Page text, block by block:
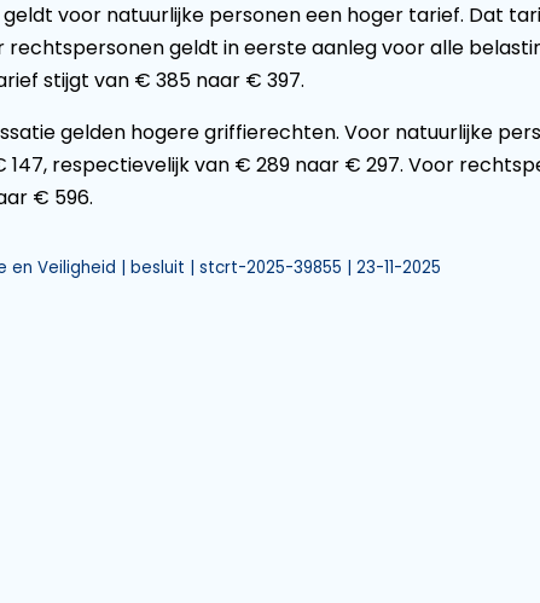
voor natuurlijke personen een hoger tarief. Dat
rechtspersonen geldt in eerste aanleg voor alle
stijgt van € 385 naar € 397.
gelden hogere griffierechten. Voor natuurlijke
147, respectievelijk van € 289 naar € 297. Voor
€ 596.
en Veiligheid | besluit | stcrt-2025-39855 | 23-11-2025